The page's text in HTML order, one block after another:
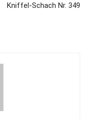
Kniffel-Schach Nr. 349